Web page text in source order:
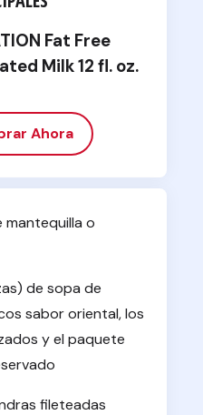
Fat Free
Milk 12 fl. oz.
Ahora
mantequilla o
de sopa de
sabor oriental, los
y el paquete
fileteadas